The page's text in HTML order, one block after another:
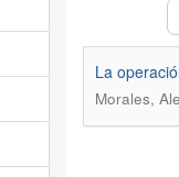
La
Morales,